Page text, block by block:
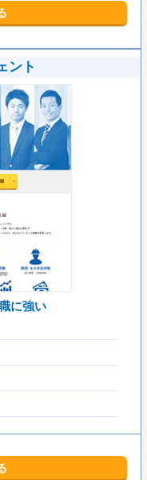
ント
に強い